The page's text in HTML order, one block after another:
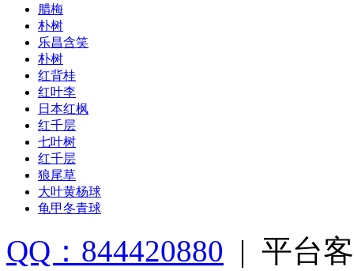
腊梅
朴树
乐昌含笑
朴树
红背桂
红叶李
日本红枫
红千层
七叶树
红千层
狼尾草
大叶黄杨球
龟甲冬青球
QQ：844420880 | 平台